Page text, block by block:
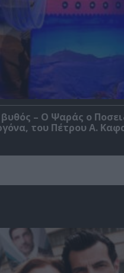
– Ο Ψαράς ο
του Πέτρου Α.